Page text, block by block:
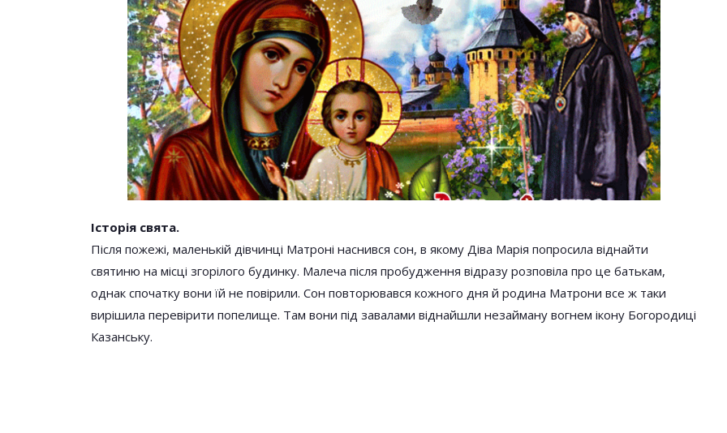
Історія свята.
Після пожежі, маленькій дівчинці Матроні наснився сон, в якому Діва Марія попросила віднайти
святиню на місці згорілого будинку. Малеча після пробудження відразу розповіла про це батькам,
однак спочатку вони їй не повірили. Сон повторювався кожного дня й родина Матрони все ж таки
вирішила перевірити попелище. Там вони під завалами віднайшли незайману вогнем ікону Богородиці
Казанську.
Молитва Яку Читають В
Перший День Великого Посту
— 27 Лютого І Просять
Відпущення Гріхів
Кого Не Слід Обирати У
Хрещені. Чомусь Мало Хто Про
Це Знає